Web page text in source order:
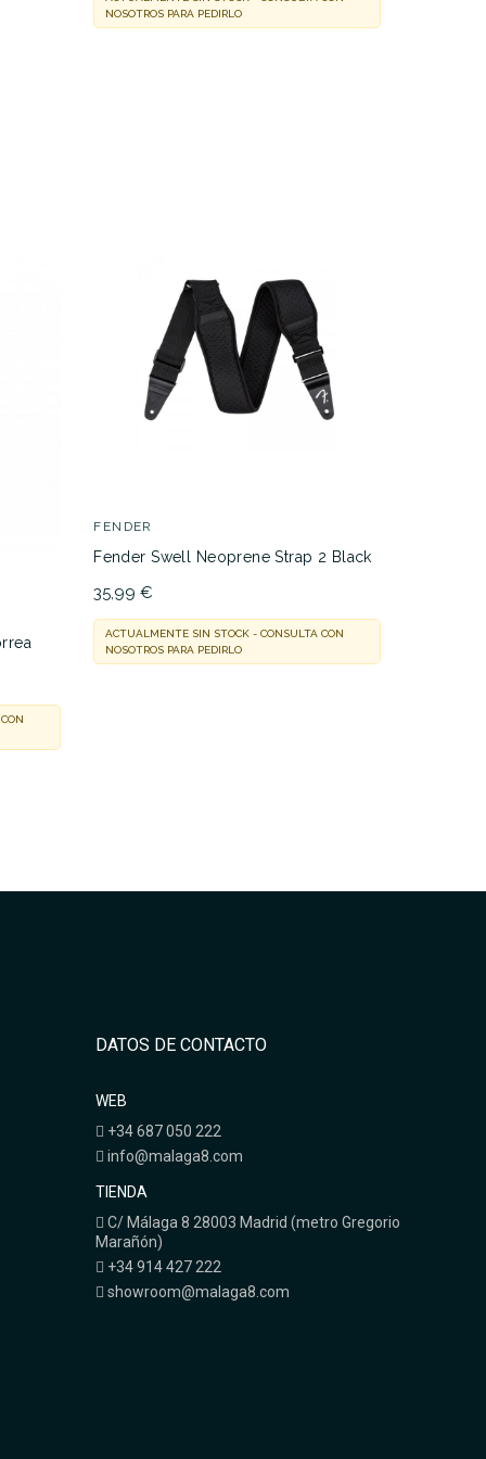
NOSOTROS PARA PEDIRLO
FENDER
Fender Swell Neoprene Strap 2 Black
35,99 €
ACTUALMENTE SIN STOCK - CONSULTA CON
NOSOTROS PARA PEDIRLO
DATOS DE CONTACTO
WEB
+34 687 050 222
info@malaga8.com
TIENDA
C/ Málaga 8 28003 Madrid (metro Gregorio
Marañón)
+34 914 427 222
showroom@malaga8.com